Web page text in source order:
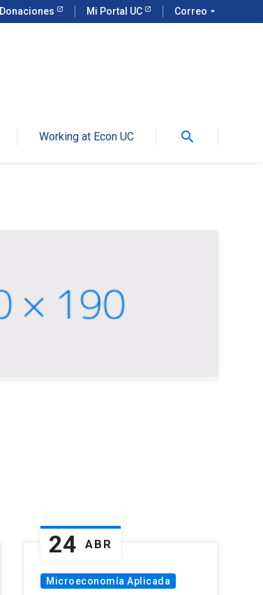
Donaciones Mi Portal UC Correo arrow_drop_down
Working at Econ UC search
24 ABR
Microeconomía Aplicada